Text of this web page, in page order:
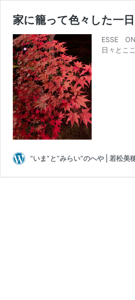
家に籠って色々した一日
ESSE
日々とこ
“いま”と“みらい”のへや | 若松